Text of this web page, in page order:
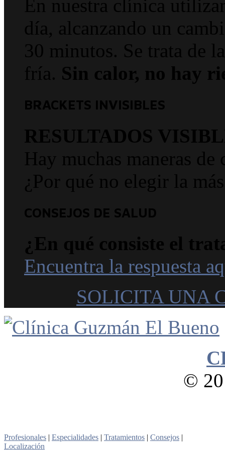
En nuestra clínica
día, alcanzando un
30 minutos. Se trata de
fría. Sin calor, no hay
BRACKETS INVISIBLES
RESULTADOS
Hay muchas maneras
¿Por qué no elegir la
CONSEJOS DE SALUD
¿En qué consiste el
Encuentra la respuesta
SOLICITA UNA
©
Profesionales Especialidades Tratamientos Consejos
Localización